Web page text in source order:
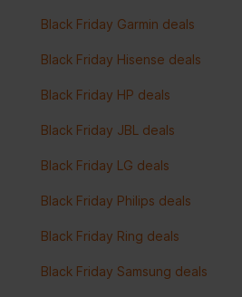
Black Friday Garmin deals
Black Friday Hisense deals
Black Friday HP deals
Black Friday JBL deals
Black Friday LG deals
Black Friday Philips deals
Black Friday Ring deals
Black Friday Samsung deals